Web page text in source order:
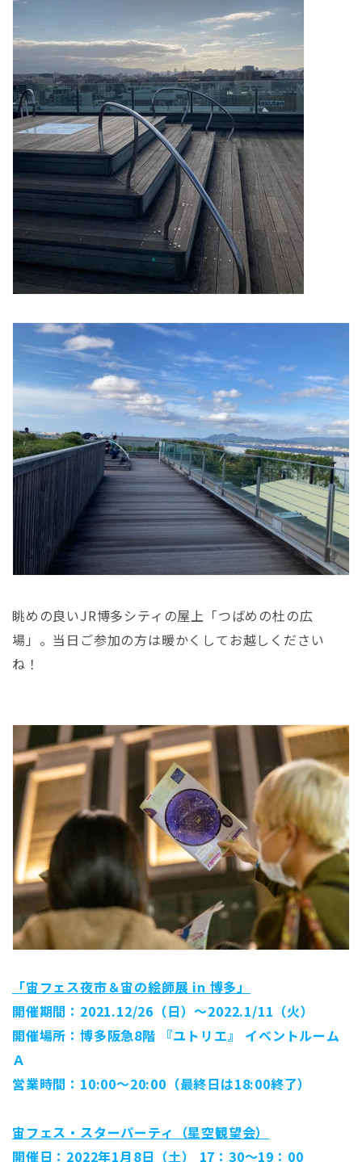
眺めの良いJR博多シティの屋上「つばめの杜の広
場」。当日ご参加の方は暖かくしてお越しください
ね！
「宙フェス夜市＆宙の絵師展 in 博多」
開催期間：2021.12/26（日）～2022.1/11（火）
開催場所：博多阪急8階 『ユトリエ』 イベントルーム
Ａ
営業時間：10:00～20:00（最終日は18:00終了）
宙フェス・スターパーティ（星空観望会）
開催日：2022年1月8日（土） 17：30～19：00